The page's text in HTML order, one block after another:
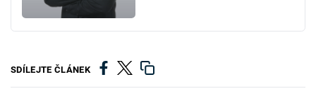
SDÍLEJTE ČLÁNEK